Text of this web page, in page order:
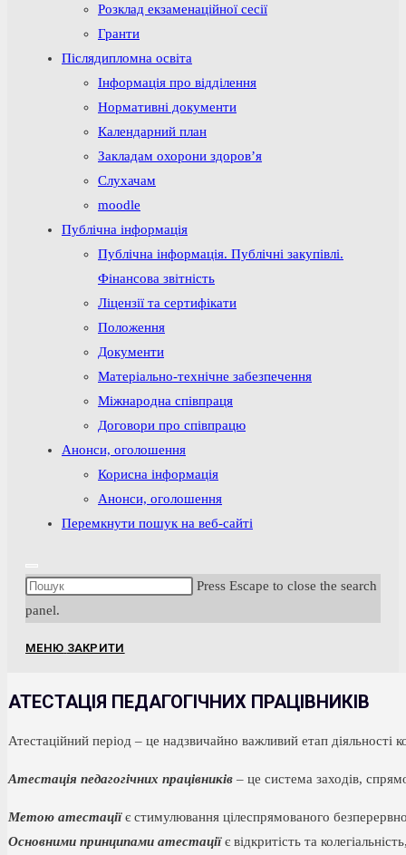
Розклад екзаменаційної сесії
Гранти
Післядипломна освіта
Інформація про відділення
Нормативні документи
Календарний план
Закладам охорони здоров’я
Слухачам
moodle
Публічна інформація
Публічна інформація. Публічні закупівлі.
Фінансова звітність
Ліцензії та сертифікати
Положення
Документи
Матеріально-технічне забезпечення
Міжнародна співпраця
Договори про співпрацю
Анонси, оголошення
Корисна інформація
Анонси, оголошення
Перемкнути пошук на веб-сайті
Press Escape to close the search
panel.
МЕНЮ ЗАКРИТИ
АТЕСТАЦІЯ ПЕДАГОГІЧНИХ ПРАЦІВНИКІВ
Атестаційний період – це надзвичайно важливий етап діяльності
Атестація педагогічних працівників – це система заходів,
Метою атестаціїє стимулювання цілеспрямованого
Основними принципами атестаціїє відкритість та